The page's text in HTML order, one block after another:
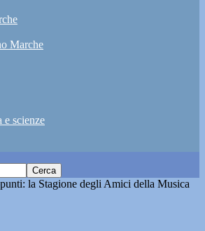
Marche
e scienze
la Stagione degli Amici della Musica